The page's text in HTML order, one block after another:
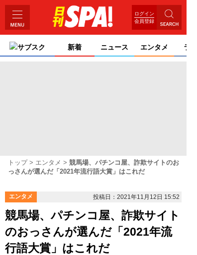
ログイン
会員登録
サブスク 新着 ニュース エンタメ ライ
トップ エンタメ
競馬場、パチンコ屋、詐欺サイトのお
っさんが選んだ「2021年流行語大賞」はこれだ
エンタメ 投稿日：2021年11月12日 15:52
競馬場、パチンコ屋、詐欺サイト
のおっさんが選んだ「2021年流
行語大賞」はこれだ